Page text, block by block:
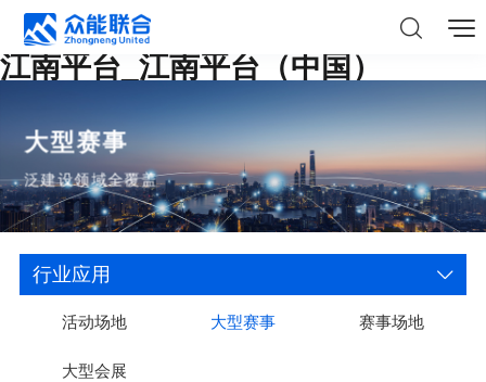
江南平台_江南平台（中国）
大型赛事
泛建设领域全覆盖
行业应用
活动场地 大型赛事 赛事场地
大型会展